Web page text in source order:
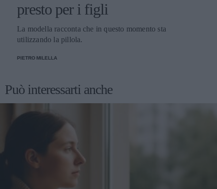
presto per i figli
La modella racconta che in questo momento sta
utilizzando la pillola.
PIETRO MILELLA
Può interessarti anche